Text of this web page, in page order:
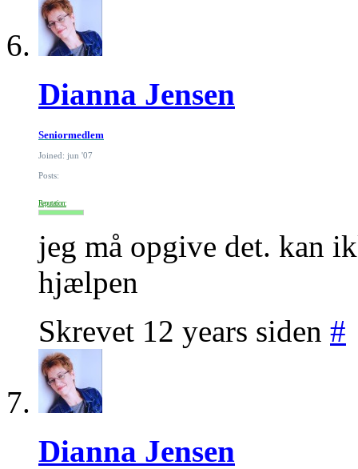
Dianna Jensen
Seniormedlem
Joined: jun '07
Posts:
Reputation:
jeg må opgive det. kan
hjælpen
Skrevet 12 years siden #
Dianna Jensen